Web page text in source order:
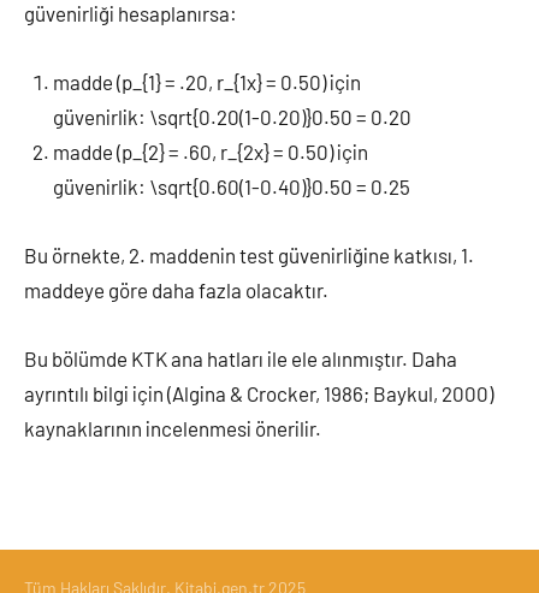
güvenirliği hesaplanırsa:
madde (p_{1} = .20, r_{1x} = 0.50) için
güvenirlik: \sqrt{0.20(1-0.20)}0.50 = 0.20
madde (p_{2} = .60, r_{2x} = 0.50) için
güvenirlik: \sqrt{0.60(1-0.40)}0.50 = 0.25
Bu örnekte, 2. maddenin test güvenirliğine katkısı, 1.
maddeye göre daha fazla olacaktır.
Bu bölümde KTK ana hatları ile ele alınmıştır. Daha
ayrıntılı bilgi için (Algina & Crocker, 1986; Baykul, 2000)
kaynaklarının incelenmesi önerilir.
Tüm Hakları Saklıdır. Kitabi.gen.tr 2025